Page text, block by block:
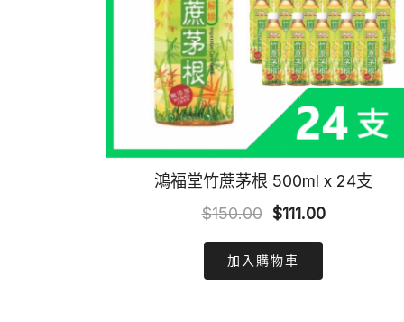
鴻福堂竹蔗茅根 500ml x 24支
$150.00 Original
price
was:
$111.00Current
加入購物車